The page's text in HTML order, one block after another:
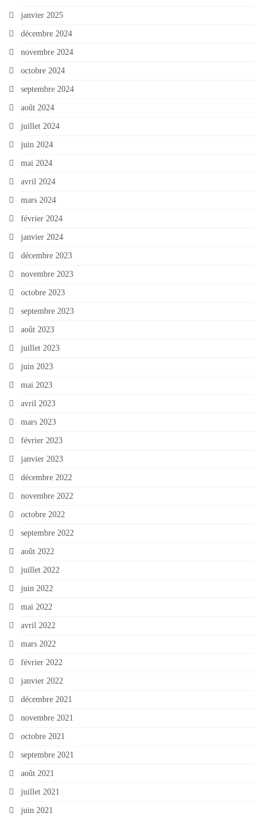
janvier 2025
décembre 2024
novembre 2024
octobre 2024
septembre 2024
août 2024
juillet 2024
juin 2024
mai 2024
avril 2024
mars 2024
février 2024
janvier 2024
décembre 2023
novembre 2023
octobre 2023
septembre 2023
août 2023
juillet 2023
juin 2023
mai 2023
avril 2023
mars 2023
février 2023
janvier 2023
décembre 2022
novembre 2022
octobre 2022
septembre 2022
août 2022
juillet 2022
juin 2022
mai 2022
avril 2022
mars 2022
février 2022
janvier 2022
décembre 2021
novembre 2021
octobre 2021
septembre 2021
août 2021
juillet 2021
juin 2021